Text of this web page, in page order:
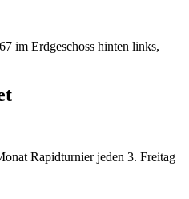
im Erdgeschoss hinten links,
Rapidturnier jeden 3. Freitag